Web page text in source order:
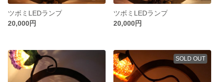
ツボミLEDランプ
20,000円
ツボミLEDランプ
20,000円
SOLD OUT